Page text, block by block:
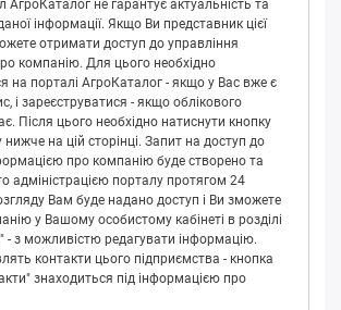
АгроКаталог не гарантує актуальність та
інформації. Якщо Ви представник цієї
отримати доступ до управління
компанію. Для цього необхідно
на порталі АгроКаталог - якщо у Вас вже є
і зареєструватися - якщо облікового
Після цього необхідно натиснути кнопку
нижче на цій сторінці. Запит на доступ до
про компанію буде створено та
адміністрацією порталу протягом 24
Вам буде надано доступ і Ви зможете
у Вашому особистому кабінеті в розділі
- з можливістю редагувати інформацію.
контакти цього підприємства - кнопка
знаходиться під інформацією про